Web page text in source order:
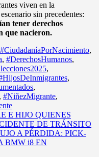
viven en la
sin precedentes:
tener derechos
que nacieron.
#CiudadaníaPorNacimiento,
, #DerechosHumanos,
,
,
,
, #NiñezMigrante,
E HIJO QUIENES
DE TRÁNSITO
A PÉRDIDA: PICK-
BMW i8 EN